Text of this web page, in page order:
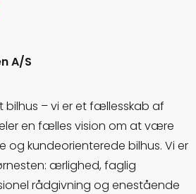
A/S
bilhus – vi er et fællesskab af
en fælles vision om at være
kundeorienterede bilhus. Vi er
ærlighed, faglig
rådgivning og enestående